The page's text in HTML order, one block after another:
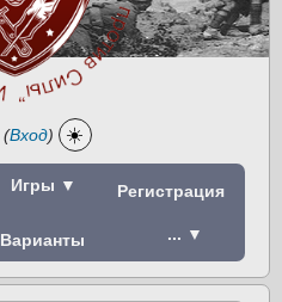
(Вход) ☀️
Игры ▼ Регистрация
Варианты ... ▼